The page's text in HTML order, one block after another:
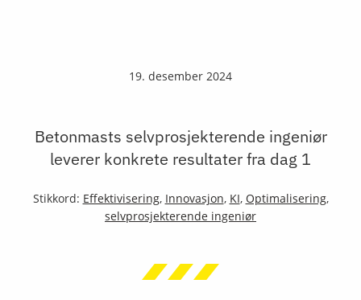
19. desember 2024
Betonmasts selvprosjekterende ingeniør
leverer konkrete resultater fra dag 1
Stikkord: Effektivisering, Innovasjon, KI, Optimalisering,
selvprosjekterende ingeniør